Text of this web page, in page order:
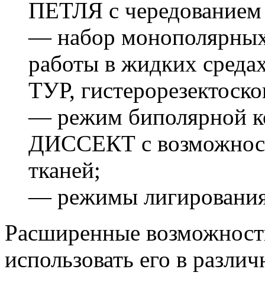
ПЕТЛЯ с чередованием
— набор
работы в жидких
ТУР,
— режим биполярной
ДИССЕКТ с
тканей;
— режимы
Расширенные
использовать его в